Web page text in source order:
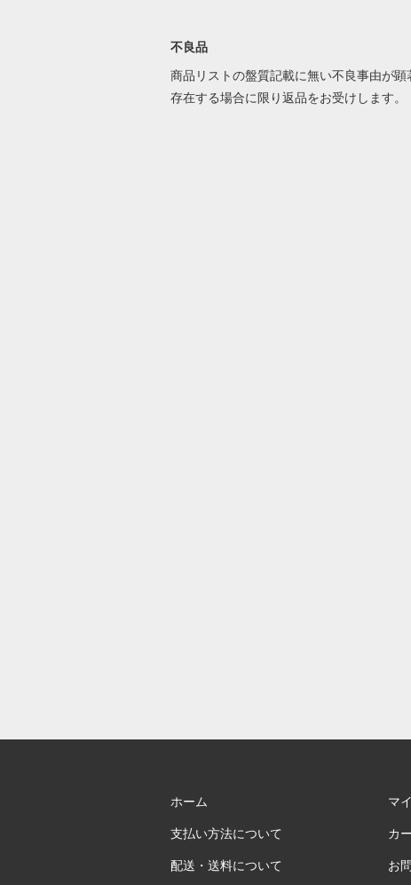
不良品
商品リストの盤質記載に無い不良事由が顕
存在する場合に限り返品をお受けします。
ホーム
支払い方法について
配送・送料について
マ
カ
お